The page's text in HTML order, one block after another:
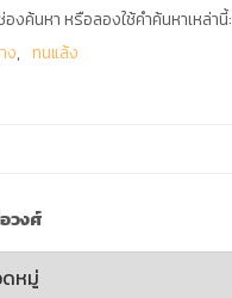
งค้นหา หรือลองใช้คำค้นหาเหล่านี้:
ง
ทนแล้ง
วงศ์